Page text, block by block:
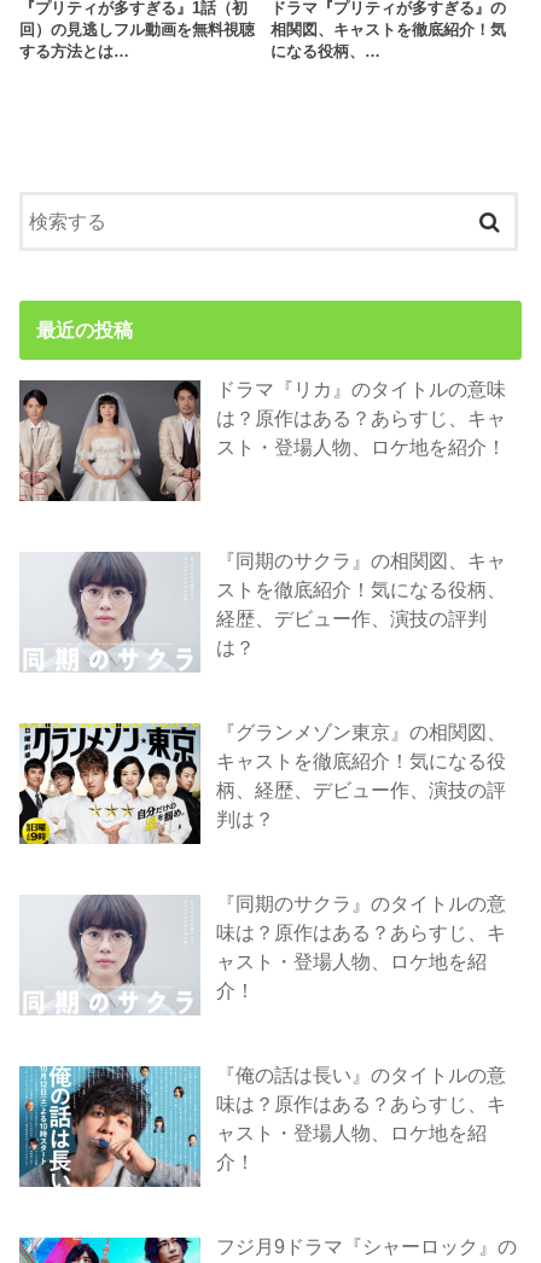
『プリティが多すぎる』1話（初
回）の見逃しフル動画を無料視聴
する方法とは…
ドラマ『プリティが多すぎる』の
相関図、キャストを徹底紹介！気
になる役柄、…
最近の投稿
ドラマ『リカ』のタイトルの意味
は？原作はある？あらすじ、キャ
スト・登場人物、ロケ地を紹介！
『同期のサクラ』の相関図、キャ
ストを徹底紹介！気になる役柄、
経歴、デビュー作、演技の評判
は？
『グランメゾン東京』の相関図、
キャストを徹底紹介！気になる役
柄、経歴、デビュー作、演技の評
判は？
『同期のサクラ』のタイトルの意
味は？原作はある？あらすじ、キ
ャスト・登場人物、ロケ地を紹
介！
『俺の話は長い』のタイトルの意
味は？原作はある？あらすじ、キ
ャスト・登場人物、ロケ地を紹
介！
フジ月9ドラマ『シャーロック』の